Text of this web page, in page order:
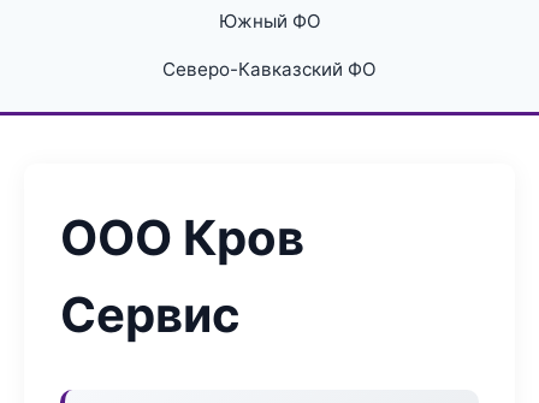
Южный ФО
Северо-Кавказский ФО
ООО Кров
Сервис